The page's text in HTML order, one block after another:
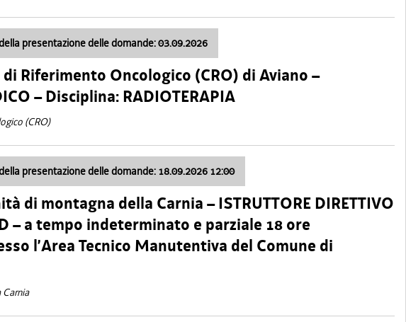
presentazione delle domande: 03.09.2026
Riferimento Oncologico (CRO) di Aviano –
– Disciplina: RADIOTERAPIA
(CRO)
presentazione delle domande: 18.09.2026 12:00
di montagna della Carnia – ISTRUTTORE DIRETTIVO
– a tempo indeterminato e parziale 18 ore
l’Area Tecnico Manutentiva del Comune di